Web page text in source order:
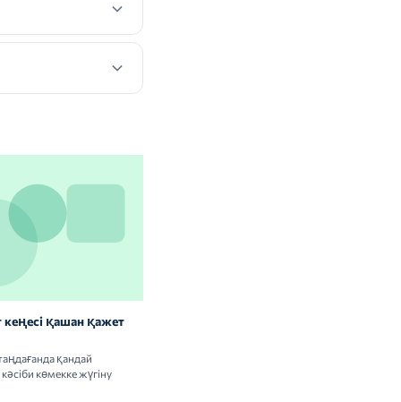
қашан қажет
қандай
көмекке жүгіну